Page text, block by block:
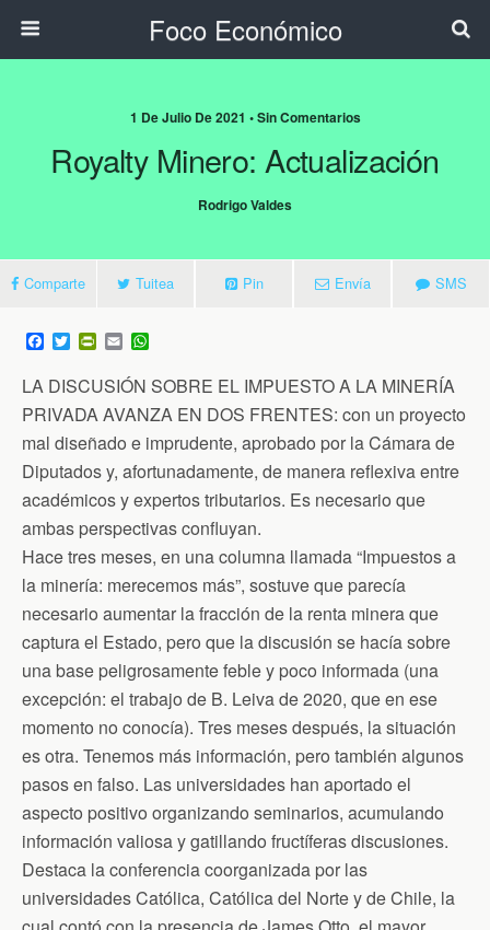
Foco Económico
1 De Julio De 2021 • Sin Comentarios
Royalty Minero: Actualización
Rodrigo Valdes
Comparte Tuitea Pin Envía SMS
F
a
c
e
b
o
o
k
T
w
i
t
t
e
r
P
i
n
t
F
r
i
e
n
l
y
E
m
a
i
l
a
t
s
A
p
p
LA DISCUSIÓN SOBRE EL IMPUESTO A LA MINERÍA
PRIVADA AVANZA EN DOS FRENTES: con un proyecto
mal diseñado e imprudente, aprobado por la Cámara de
Diputados y, afortunadamente, de manera reflexiva entre
académicos y expertos tributarios. Es necesario que
ambas perspectivas confluyan.
Hace tres meses, en una columna llamada “Impuestos a
la minería: merecemos más”, sostuve que parecía
necesario aumentar la fracción de la renta minera que
captura el Estado, pero que la discusión se hacía sobre
una base peligrosamente feble y poco informada (una
excepción: el trabajo de B. Leiva de 2020, que en ese
momento no conocía). Tres meses después, la situación
es otra. Tenemos más información, pero también algunos
pasos en falso. Las universidades han aportado el
aspecto positivo organizando seminarios, acumulando
información valiosa y gatillando fructíferas discusiones.
Destaca la conferencia coorganizada por las
universidades Católica, Católica del Norte y de Chile, la